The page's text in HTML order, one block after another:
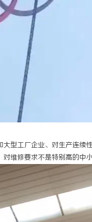
型工厂企业、对生产连续
维修要求不是特别高的中